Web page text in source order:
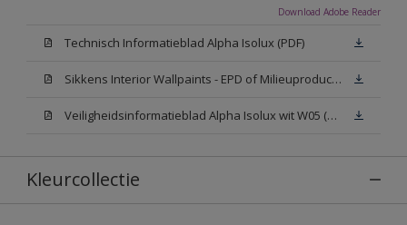
Download Adobe Reader
Technisch Informatieblad Alpha Isolux (PDF)
Sikkens Interior Wallpaints - EPD of Milieuproductverklaring
Veiligheidsinformatieblad Alpha Isolux wit W05 (SDS)
Kleurcollectie